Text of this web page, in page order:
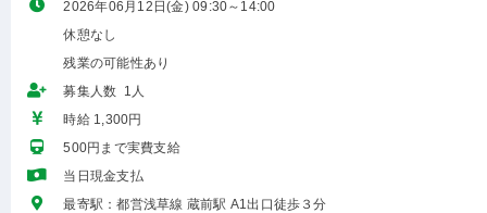
2026年06月12日(金) 09:30～14:00
休憩なし
残業の可能性あり
募集人数 1人
時給 1,300円
500円まで実費支給
当日現金支払
最寄駅：都営浅草線 蔵前駅 A1出口徒歩３分